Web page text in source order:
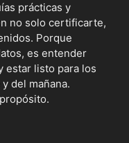
prácticas y
no solo certificarte,
Porque
es entender
estar listo para los
del mañana.